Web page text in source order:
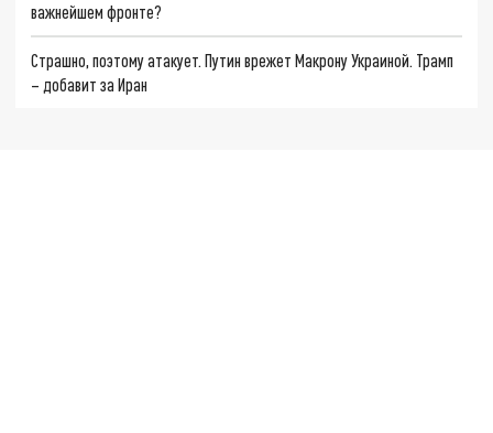
важнейшем фронте?
Страшно, поэтому атакует. Путин врежет Макрону Украиной. Трамп
– добавит за Иран